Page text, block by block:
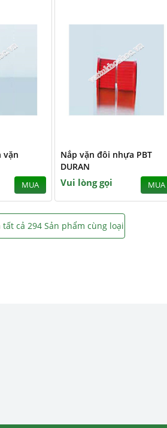
vặn
MUA
Nắp vặn đôi nhựa PBT
DURAN
Vui lòng gọi MUA
tất cả 294 Sản phẩm cùng loại